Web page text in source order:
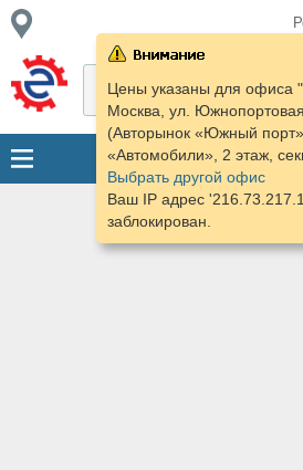
Цены указаны для офиса
Москва, ул.
(Авторынок «Южный
«Автомобили», 2 этаж,
Выбрать другой офис
Ваш IP адрес
заблокирован.